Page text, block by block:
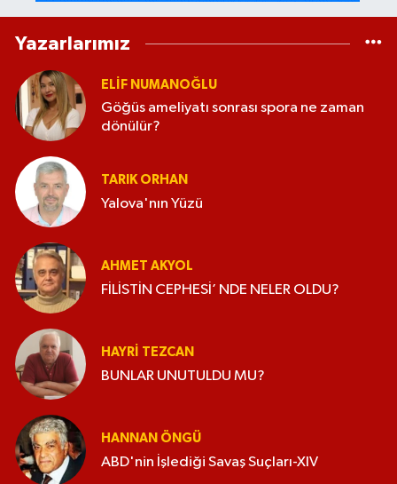
Yazarlarımız
ELİF NUMANOĞLU
Göğüs ameliyatı sonrası spora ne zaman
dönülür?
TARIK ORHAN
Yalova'nın Yüzü
AHMET AKYOL
FİLİSTİN CEPHESİ’ NDE NELER OLDU?
HAYRI TEZCAN
BUNLAR UNUTULDU MU?
HANNAN ÖNGÜ
ABD'nin İşlediği Savaş Suçları-XIV